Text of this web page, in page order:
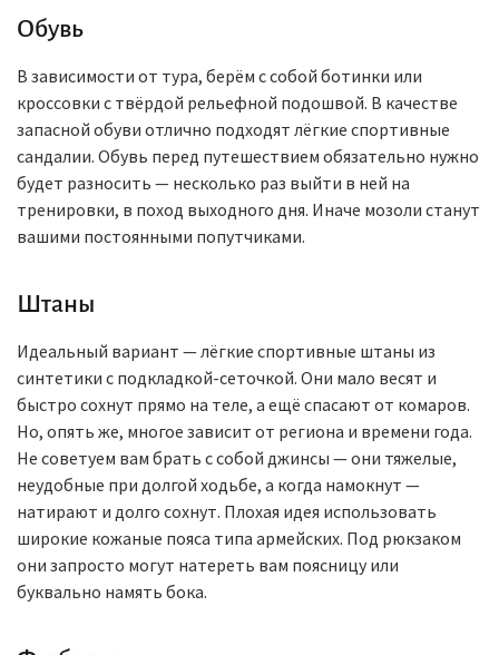
Обувь
В зависимости от тура, берём с собой ботинки или
кроссовки с твёрдой рельефной подошвой. В качестве
запасной обуви отлично подходят лёгкие спортивные
сандалии. Обувь перед путешествием обязательно нужно
будет разносить — несколько раз выйти в ней на
тренировки, в поход выходного дня. Иначе мозоли станут
вашими постоянными попутчиками.
Штаны
Идеальный вариант — лёгкие спортивные штаны из
синтетики с подкладкой-сеточкой. Они мало весят и
быстро сохнут прямо на теле, а ещё спасают от комаров.
Но, опять же, многое зависит от региона и времени года.
Не советуем вам брать с собой джинсы — они тяжелые,
неудобные при долгой ходьбе, а когда намокнут —
натирают и долго сохнут. Плохая идея использовать
широкие кожаные пояса типа армейских. Под рюкзаком
они запросто могут натереть вам поясницу или
буквально намять бока.